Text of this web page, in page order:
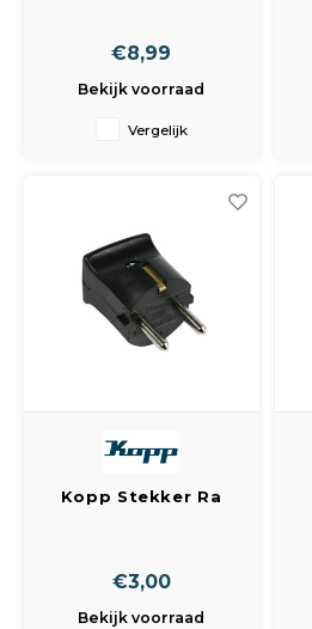
€8,99
Bekijk voorraad
Vergelijk
Kopp Stekker Ra
€3,00
Bekijk voorraad